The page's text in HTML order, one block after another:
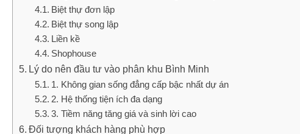
Biệt thự đơn lập
Biệt thự song lập
Liền kề
Shophouse
Lý do nên đầu tư vào phân khu Bình Minh
1. Không gian sống đẳng cấp bậc nhất dự án
2. Hệ thống tiện ích đa dạng
3. Tiềm năng tăng giá và sinh lời cao
Đối tượng khách hàng phù hợp